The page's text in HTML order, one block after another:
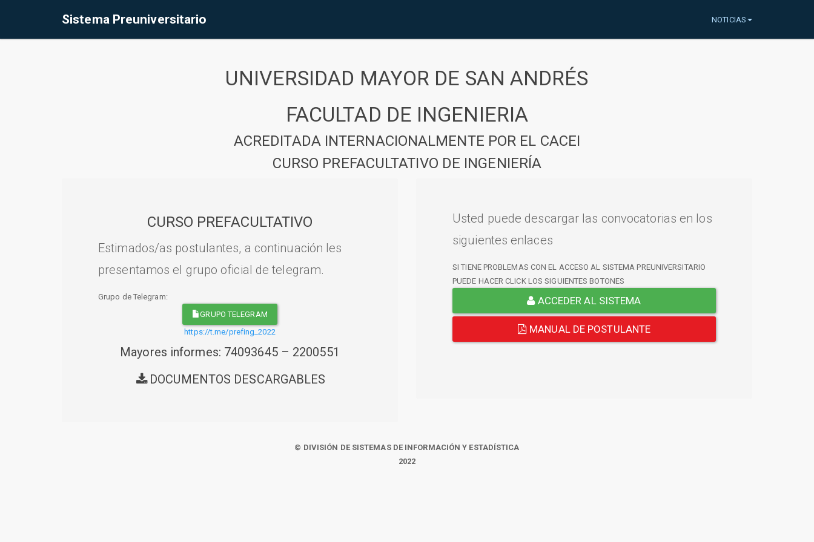
Sistema Preuniversitario NOTICIAS
UNIVERSIDAD MAYOR DE SAN ANDRÉS
FACULTAD DE INGENIERIA
ACREDITADA INTERNACIONALMENTE POR EL CACEI
CURSO PREFACULTATIVO DE INGENIERÍA
CURSO PREFACULTATIVO
Estimados/as postulantes, a continuación les
presentamos el grupo oficial de telegram.
Grupo de Telegram:
GRUPO TELEGRAM
https://t.me/prefing_2022
Mayores informes: 74093645 – 2200551
DOCUMENTOS DESCARGABLES
Usted puede descargar las convocatorias en los
siguientes enlaces
SI TIENE PROBLEMAS CON EL ACCESO AL SISTEMA PREUNIVERSITARIO
PUEDE HACER CLICK LOS SIGUIENTES BOTONES
ACCEDER AL SISTEMA
MANUAL DE POSTULANTE
© DIVISIÓN DE SISTEMAS DE INFORMACIÓN Y ESTADÍSTICA
2022